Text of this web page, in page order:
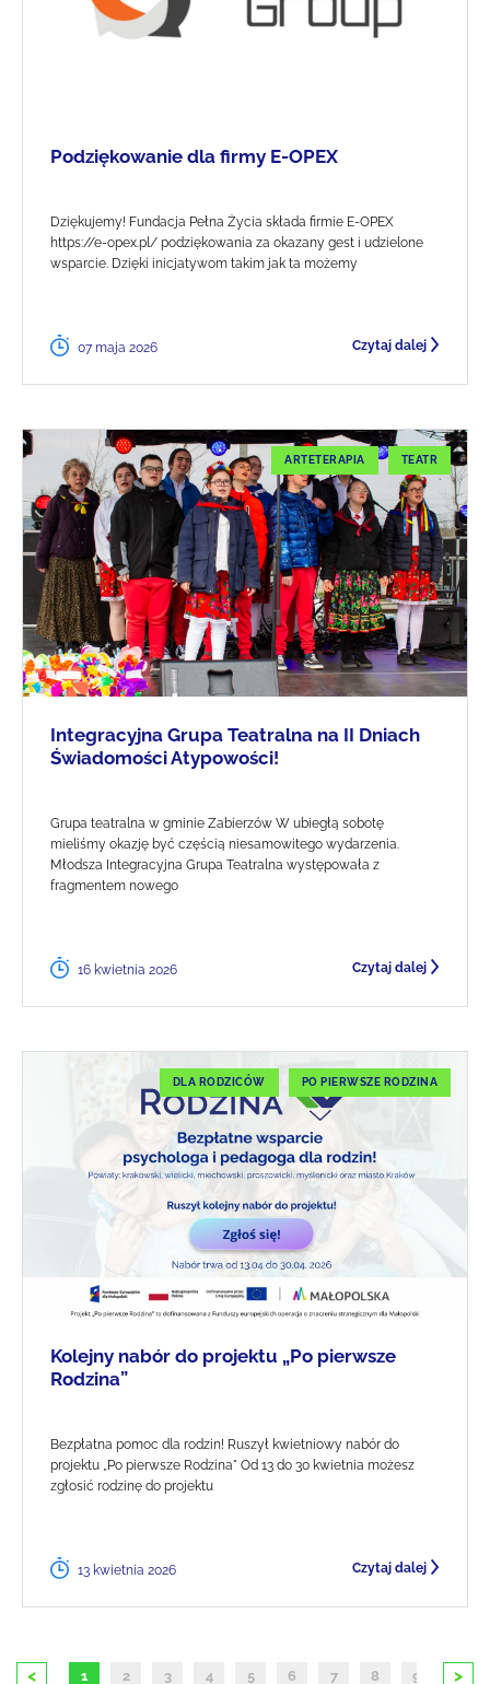
Podziękowanie dla firmy E-OPEX
Dziękujemy! Fundacja Pełna Życia składa firmie E-OPEX
https://e-opex.pl/ podziękowania za okazany gest i udzielone
wsparcie. Dzięki inicjatywom takim jak ta możemy
07 maja 2026 Czytaj dalej
ARTETERAPIA TEATR
Integracyjna Grupa Teatralna na II Dniach
Świadomości Atypowości!
Grupa teatralna w gminie Zabierzów W ubiegłą sobotę
mieliśmy okazję być częścią niesamowitego wydarzenia.
Młodsza Integracyjna Grupa Teatralna występowała z
fragmentem nowego
16 kwietnia 2026 Czytaj dalej
DLA RODZICÓW PO PIERWSZE RODZINA
Kolejny nabór do projektu „Po pierwsze
Rodzina”
Bezpłatna pomoc dla rodzin! Ruszył kwietniowy nabór do
projektu „Po pierwsze Rodzina" Od 13 do 30 kwietnia możesz
zgłosić rodzinę do projektu
13 kwietnia 2026 Czytaj dalej
< 1 2 3 4 5 6 7 8 9 10
>